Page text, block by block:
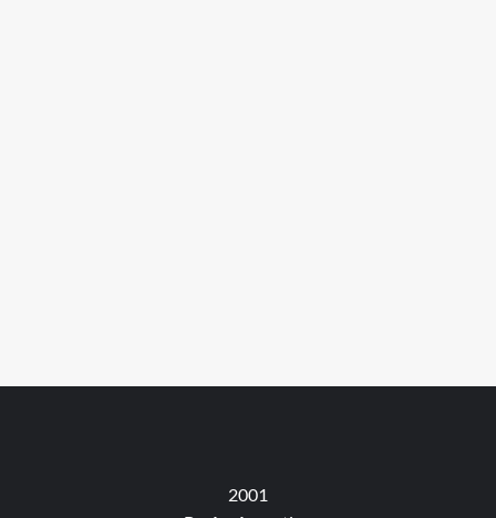
2001